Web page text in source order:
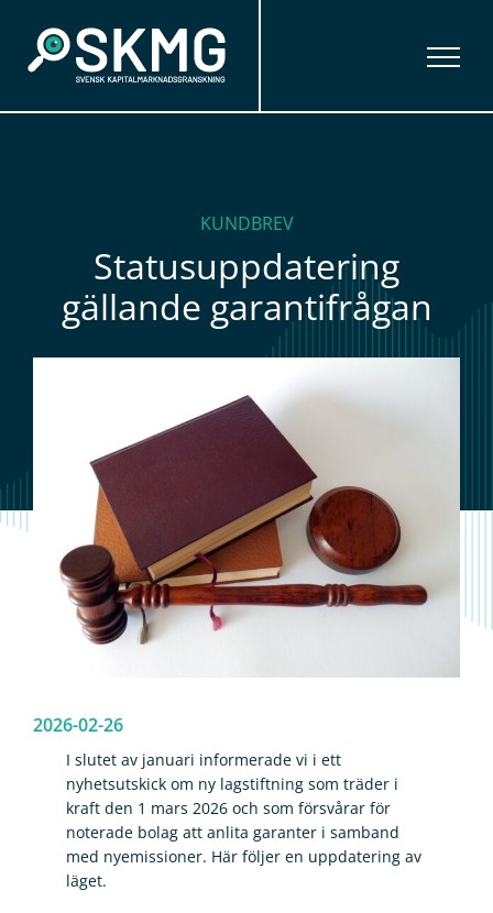
innehållet
KUNDBREV
Statusuppdatering
gällande garantifrågan
2026-02-26
I slutet av januari informerade vi i ett
nyhetsutskick om ny lagstiftning som träder i
kraft den 1 mars 2026 och som försvårar för
noterade bolag att anlita garanter i samband
med nyemissioner. Här följer en uppdatering av
läget.